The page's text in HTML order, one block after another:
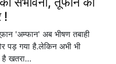
!
'अम्फान' अब भीषण तबाही
पड़ गया है.लेकिन अभी भी
है खतरा…